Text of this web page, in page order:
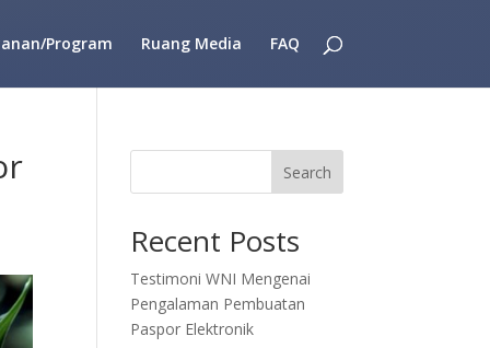
Program Ruang Media FAQ
Search
Recent Posts
Testimoni WNI Mengenai
Pengalaman Pembuatan
Paspor Elektronik